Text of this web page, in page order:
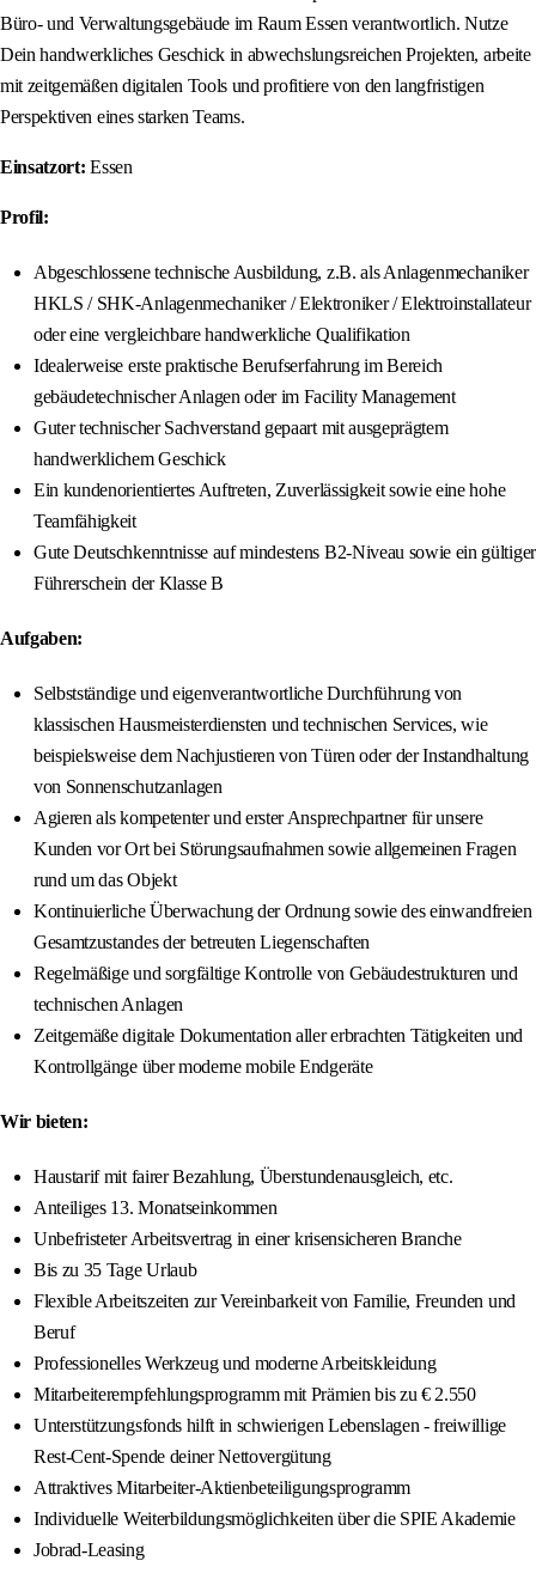
Büro- und Verwaltungsgebäude im Raum Essen verantwortlich. Nutze
Dein handwerkliches Geschick in abwechslungsreichen Projekten, arbeite
mit zeitgemäßen digitalen Tools und profitiere von den langfristigen
Perspektiven eines starken Teams.
Einsatzort: Essen
Profil:
Abgeschlossene technische Ausbildung, z.B. als Anlagenmechaniker
HKLS / SHK-Anlagenmechaniker / Elektroniker / Elektroinstallateur
oder eine vergleichbare handwerkliche Qualifikation
Idealerweise erste praktische Berufserfahrung im Bereich
gebäudetechnischer Anlagen oder im Facility Management
Guter technischer Sachverstand gepaart mit ausgeprägtem
handwerklichem Geschick
Ein kundenorientiertes Auftreten, Zuverlässigkeit sowie eine hohe
Teamfähigkeit
Gute Deutschkenntnisse auf mindestens B2-Niveau sowie ein gültiger
Führerschein der Klasse B
Aufgaben:
Selbstständige und eigenverantwortliche Durchführung von
klassischen Hausmeisterdiensten und technischen Services, wie
beispielsweise dem Nachjustieren von Türen oder der Instandhaltung
von Sonnenschutzanlagen
Agieren als kompetenter und erster Ansprechpartner für unsere
Kunden vor Ort bei Störungsaufnahmen sowie allgemeinen Fragen
rund um das Objekt
Kontinuierliche Überwachung der Ordnung sowie des einwandfreien
Gesamtzustandes der betreuten Liegenschaften
Regelmäßige und sorgfältige Kontrolle von Gebäudestrukturen und
technischen Anlagen
Zeitgemäße digitale Dokumentation aller erbrachten Tätigkeiten und
Kontrollgänge über moderne mobile Endgeräte
Wir bieten:
Haustarif mit fairer Bezahlung, Überstundenausgleich, etc.
Anteiliges 13. Monatseinkommen
Unbefristeter Arbeitsvertrag in einer krisensicheren Branche
Bis zu 35 Tage Urlaub
Flexible Arbeitszeiten zur Vereinbarkeit von Familie, Freunden und
Beruf
Professionelles Werkzeug und moderne Arbeitskleidung
Mitarbeiterempfehlungsprogramm mit Prämien bis zu € 2.550
Unterstützungsfonds hilft in schwierigen Lebenslagen - freiwillige
Rest-Cent-Spende deiner Nettovergütung
Attraktives Mitarbeiter-Aktienbeteiligungsprogramm
Individuelle Weiterbildungsmöglichkeiten über die SPIE Akademie
Jobrad-Leasing